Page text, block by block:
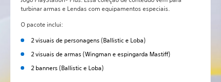
turbinar armas e Lendas com equipamentos especiais.
O pacote inclui:
2 visuais de personagens (Ballistic e Loba)
2 visuais de armas (Wingman e espingarda Mastiff)
2 banners (Ballistic e Loba)